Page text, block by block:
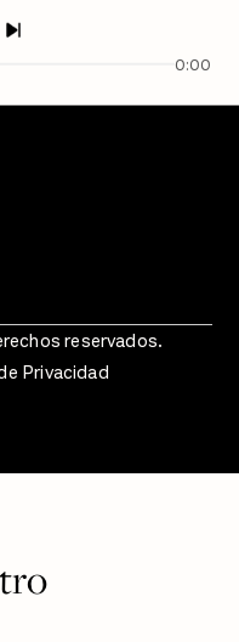
0:00
reservados.
Privacidad